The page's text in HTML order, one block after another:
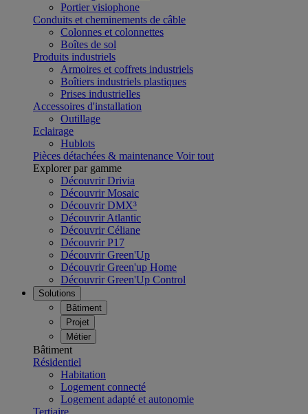
Portier visiophone
Conduits et cheminements de câble
Colonnes et colonnettes
Boîtes de sol
Produits industriels
Armoires et coffrets industriels
Boîtiers industriels plastiques
Prises industrielles
Accessoires d'installation
Outillage
Eclairage
Hublots
Pièces détachées & maintenance Voir tout
Explorer par gamme
Découvrir Drivia
Découvrir Mosaic
Découvrir DMX³
Découvrir Atlantic
Découvrir Céliane
Découvrir P17
Découvrir Green'Up
Découvrir Green'up Home
Découvrir Green'Up Control
Solutions
Bâtiment
Projet
Métier
Bâtiment
Résidentiel
Habitation
Logement connecté
Logement adapté et autonomie
Tertiaire